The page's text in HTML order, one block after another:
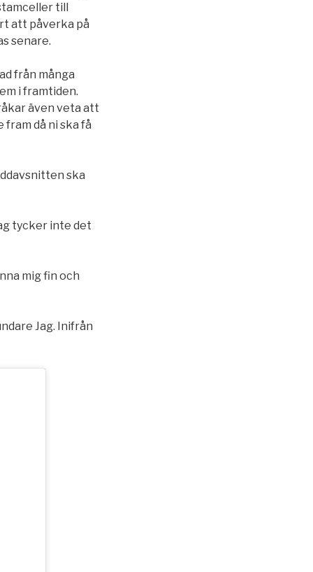
till
att påverka på
senare.
från många
i framtiden.
även veta att
då ni ska få
ska
tycker inte det
mig fin och
Jag. Inifrån